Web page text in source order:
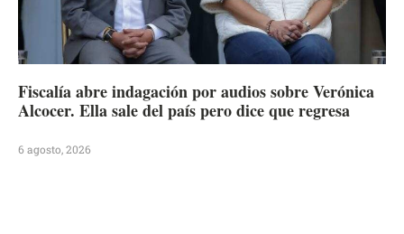
Fiscalía abre indagación por audios sobre Verónica
Alcocer. Ella sale del país pero dice que regresa
6 agosto, 2026